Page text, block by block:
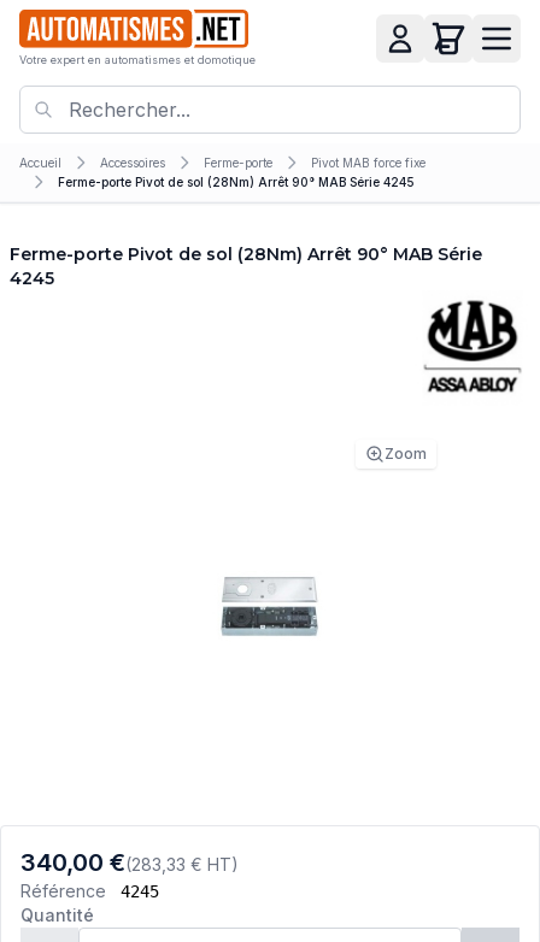
Votre expert en automatismes et domotique
Accueil Accessoires Ferme-porte
Pivot MAB force fixe
Ferme-porte Pivot de sol (28Nm) Arrêt 90° MAB Série 4245
Ferme-porte Pivot de sol (28Nm) Arrêt 90° MAB Série
4245
Zoom
340,00 €(283,33 € HT)
Référence
4245
Quantité